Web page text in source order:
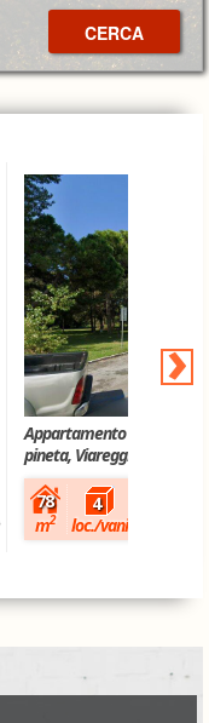
CERCA
Appartamento in vendita
pineta, Viareggio (LU)
78
m2
4
loc./vani
›